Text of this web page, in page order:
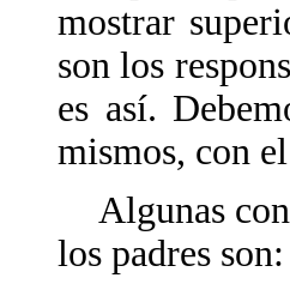
mostrar
son los
es así.
mismos, con
Algunas
los padres son: